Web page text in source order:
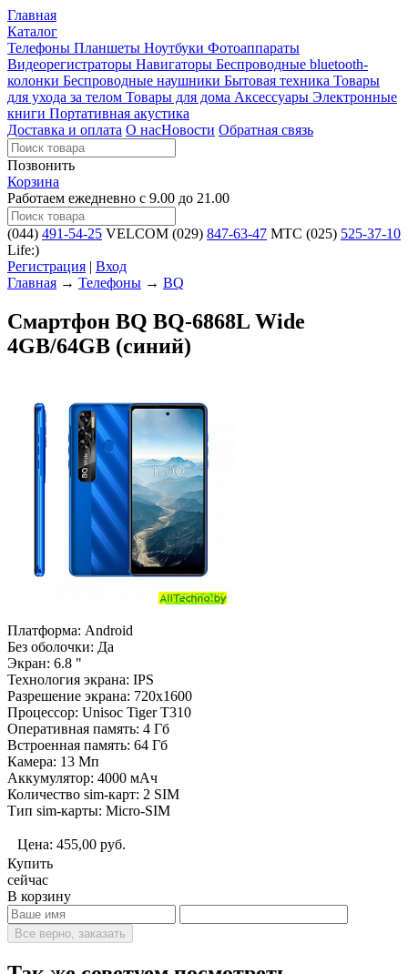
Главная
Каталог
Телефоны Планшеты Ноутбуки Фотоаппараты
Видеорегистраторы Навигаторы Беспроводные bluetooth-
колонки Беспроводные наушники Бытовая техника Товары
для ухода за телом Товары для дома Аксессуары Электронные
книги Портативная акустика
Доставка и оплата О насНовости Обратная связь
Позвонить
Корзина
Работаем ежедневно с 9.00 до 21.00
(044) 491-54-25 VELCOM (029) 847-63-47 MTC (025) 525-37-10
Life:)
Регистрация | Вход
Главная → Телефоны → BQ
Смартфон BQ BQ-6868L Wide
4GB/64GB (синий)
Платформа: Android
Без оболочки: Да
Экран: 6.8 "
Технология экрана: IPS
Разрешение экрана: 720х1600
Процессор: Unisoc Tiger T310
Оперативная память: 4 Гб
Встроенная память: 64 Гб
Камера: 13 Мп
Аккумулятор: 4000 мАч
Количество sim-карт: 2 SIM
Тип sim-карты: Micro-SIM
Цена: 455,00 руб.
Купить
сейчас
В корзину
Все верно, заказать